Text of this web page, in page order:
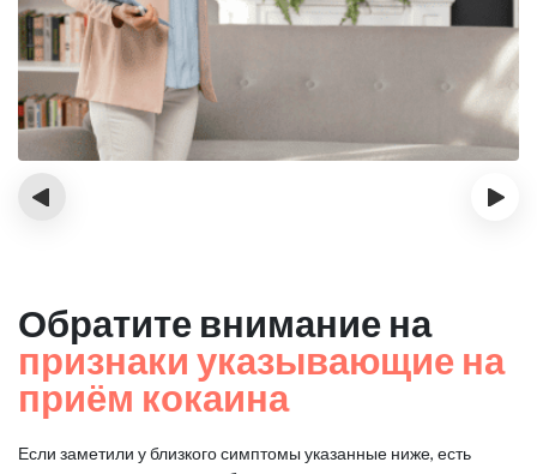
‹ ›
Обратите внимание на
признаки указывающие на
приём кокаина
Если заметили у близкого симптомы указанные ниже, есть